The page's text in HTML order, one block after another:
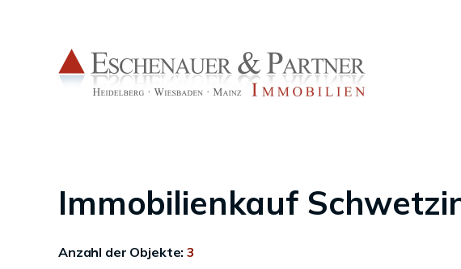
Immobilienkauf
Anzahl der Objekte:3